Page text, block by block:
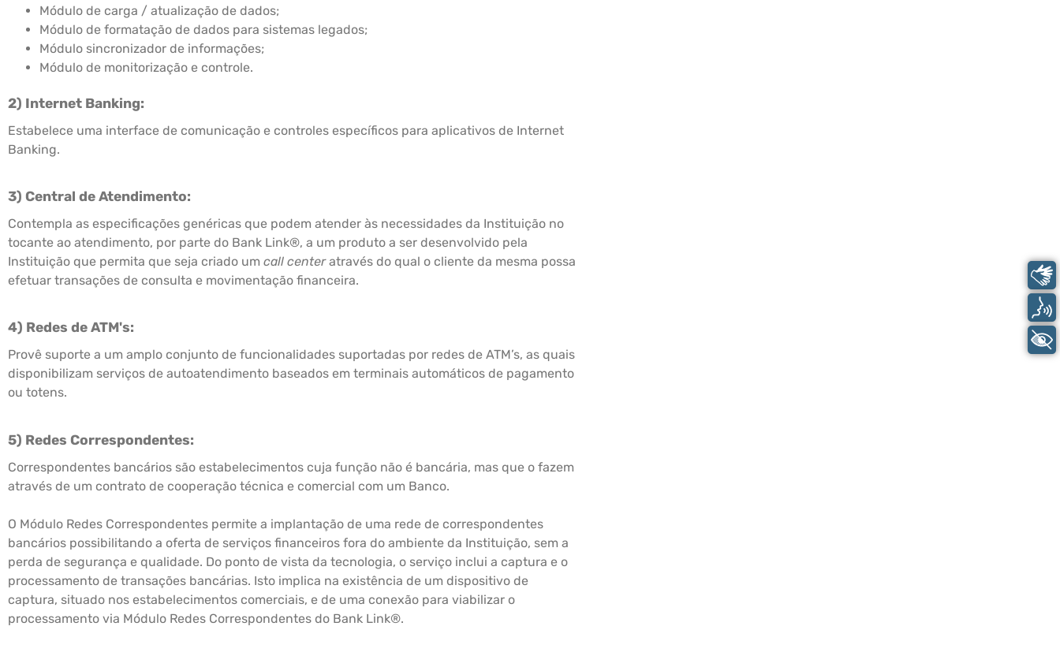
Módulo de carga / atualização de dados;
Módulo de formatação de dados para sistemas legados;
Módulo sincronizador de informações;
Módulo de monitorização e controle.
2) Internet Banking:
Estabelece uma interface de comunicação e controles específicos para aplicativos de Internet
Banking.
3) Central de Atendimento:
Contempla as especificações genéricas que podem atender às necessidades da Instituição no
tocante ao atendimento, por parte do Bank Link®, a um produto a ser desenvolvido pela
Instituição que permita que seja criado um call centeratravés do qual o cliente da mesma possa
efetuar transações de consulta e movimentação financeira.
4) Redes de ATM's:
Provê suporte a um amplo conjunto de funcionalidades suportadas por redes de ATM’s, as quais
disponibilizam serviços de autoatendimento baseados em terminais automáticos de pagamento
ou totens.
5) Redes Correspondentes:
Correspondentes bancários são estabelecimentos cuja função não é bancária, mas que o fazem
através de um contrato de cooperação técnica e comercial com um Banco.
O Módulo Redes Correspondentes permite a implantação de uma rede de correspondentes
bancários possibilitando a oferta de serviços financeiros fora do ambiente da Instituição, sem a
perda de segurança e qualidade. Do ponto de vista da tecnologia, o serviço inclui a captura e o
processamento de transações bancárias. Isto implica na existência de um dispositivo de
captura, situado nos estabelecimentos comerciais, e de uma conexão para viabilizar o
processamento via Módulo Redes Correspondentes do Bank Link®.